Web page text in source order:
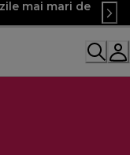
mai mari de